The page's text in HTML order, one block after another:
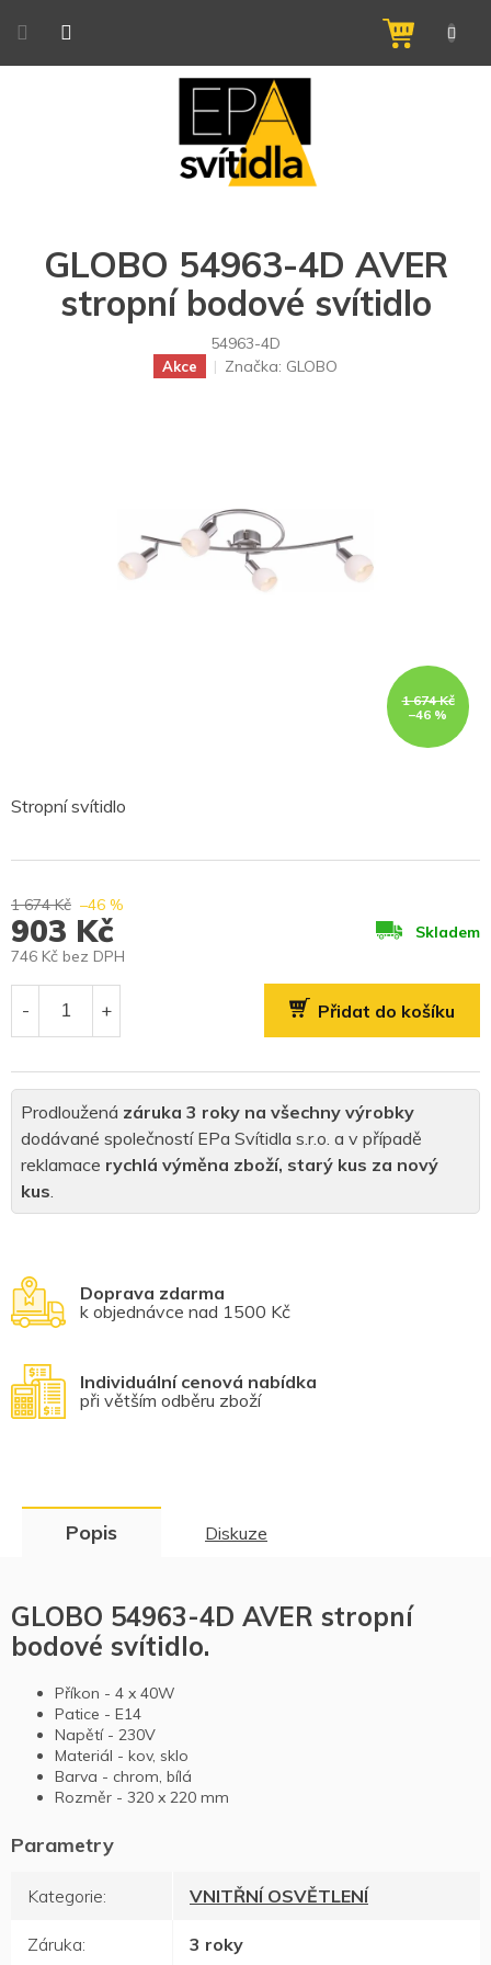
NÁKUPNÍ
KOŠÍK
GLOBO 54963-4D AVER
stropní bodové svítidlo
54963-4D
Akce Značka: GLOBO
1 674 Kč
–46 %
Stropní svítidlo
Doprava zdarma
k objednávce nad 1500 Kč
Individuální cenová nabídka
při větším odběru zboží
Prodloužená záruka 3 roky na všechny výrobky
dodávané společností EPa Svítidla s.r.o. a v případě
reklamace rychlá výměna zboží, starý kus za nový
kus.
1 674 Kč –46 %
903 Kč
746 Kč bez DPH
Skladem
Přidat do košíku
Popis Diskuze
GLOBO 54963-4D AVER stropní
bodové svítidlo.
Příkon - 4 x 40W
Patice - E14
Napětí - 230V
Materiál - kov, sklo
Barva - chrom, bílá
Rozměr - 320 x 220 mm
Kategorie: VNITŘNÍ OSVĚTLENÍ
Záruka: 3 roky